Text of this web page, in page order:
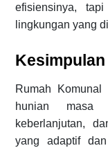
efisiensinya,
lingkungan yang
Kesimpulan
Rumah Komunal
hunian masa
keberlanjutan,
yang adaptif